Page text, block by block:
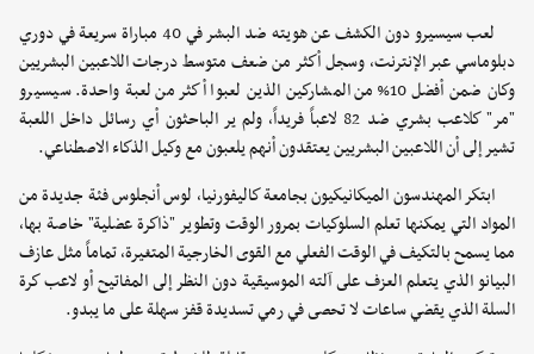
لعب سيسيرو دون الكشف عن هويته ضد البشر في 40 مباراة سريعة في دوري
دبلوماسي عبر الإنترنت، وسجل أكثر من ضعف متوسط درجات اللاعبين البشريين
وكان ضمن أفضل 10% من المشاركين الذين لعبوا أكثر من لعبة واحدة. سيسيرو
"مر" كلاعب بشري ضد 82 لاعباً فريداً، ولم ير الباحثون أي رسائل داخل اللعبة
تشير إلى أن اللاعبين البشريين يعتقدون أنهم يلعبون مع وكيل الذكاء الاصطناعي.
ابتكر المهندسون الميكانيكيون بجامعة كاليفورنيا، لوس أنجلوس فئة جديدة من
المواد التي يمكنها تعلم السلوكيات بمرور الوقت وتطوير "ذاكرة عضلية" خاصة بها،
مما يسمح بالتكيف في الوقت الفعلي مع القوى الخارجية المتغيرة، تماماً مثل عازف
البيانو الذي يتعلم العزف على آلته الموسيقية دون النظر إلى المفاتيح أو لاعب كرة
السلة الذي يقضي ساعات لا تحصى في رمي تسديدة قفز سهلة على ما يبدو.